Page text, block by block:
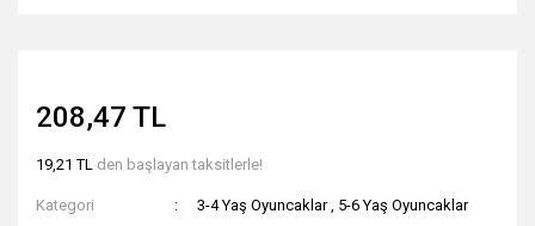
208,47 TL
19,21 TL den başlayan taksitlerle!
Kategori 3-4 Yaş Oyuncaklar , 5-6 Yaş Oyuncaklar